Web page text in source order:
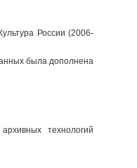
России (2006-
была дополнена
технологий